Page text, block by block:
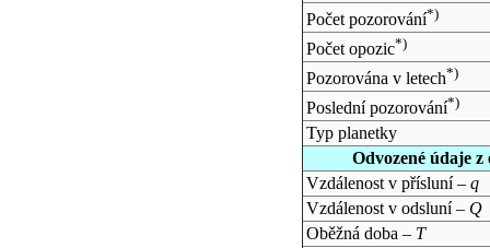
Počet pozorování*)
Počet opozic*)
Pozorována v letech*)
Poslední pozorování*)
Typ planetky
Odvozené údaje
Vzdálenost v přísluní – q
Vzdálenost v odsluní – Q
Oběžná doba – T